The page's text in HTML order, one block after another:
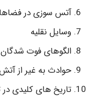
آتس سوزی در
وسایل نقلیه
الگوهای فوت شدگان
حوادث به غیر از
تاریخ های کلیدی